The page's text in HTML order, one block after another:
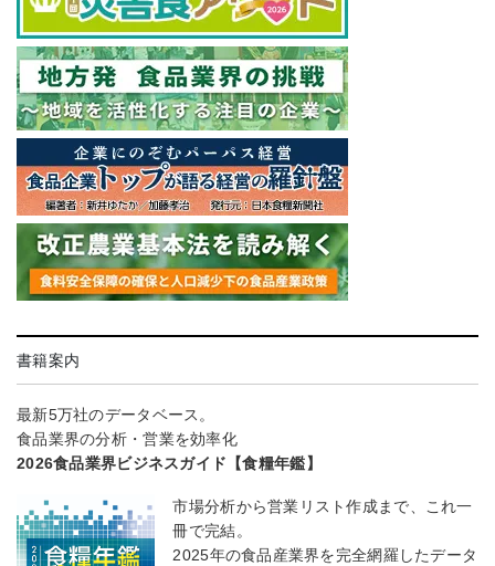
書籍案内
最新5万社のデータベース。
食品業界の分析・営業を効率化
2026食品業界ビジネスガイド【食糧年鑑】
市場分析から営業リスト作成まで、これ一
冊で完結。
2025年の食品産業界を完全網羅したデータ